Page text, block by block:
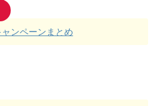
ンペーンまとめ